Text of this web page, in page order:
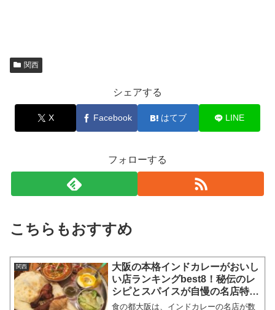
関西
シェアする
X Facebook はてブ LINE
フォローする
こちらもおすすめ
関西
大阪の本格インドカレーがおいし
い店ランキングbest8！秘伝のレ
シピとスパイスが自慢の名店特
集！梅田の名店も！
食の都大阪は、インドカレーの名店が数